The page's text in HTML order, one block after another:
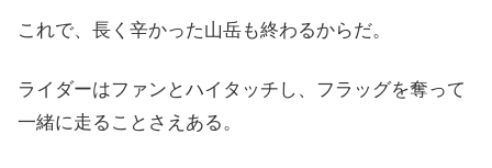
これで、長く辛かった山岳も終わるからだ。
ライダーはファンとハイタッチし、フラッグを奪って
一緒に走ることさえある。